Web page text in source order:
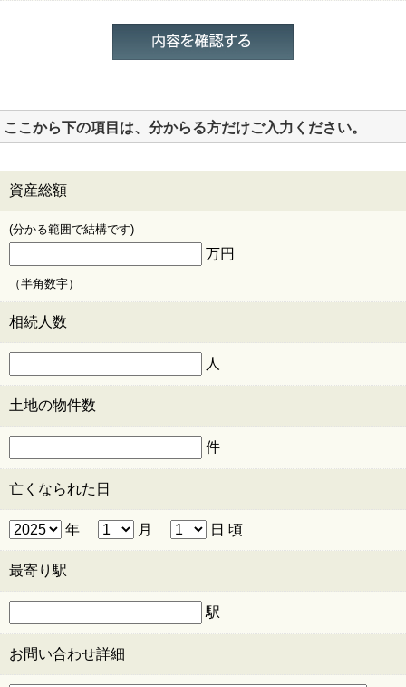
ここから下の項目は、分からる方だけご入力ください。
資産総額
(分かる範囲で結構です)
万円
（半角数宇）
相続人数
人
土地の物件数
件
亡くなられた日
年 月 日 頃
最寄り駅
駅
お問い合わせ詳細